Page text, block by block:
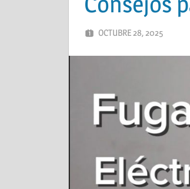
OCTUBRE 28, 2025